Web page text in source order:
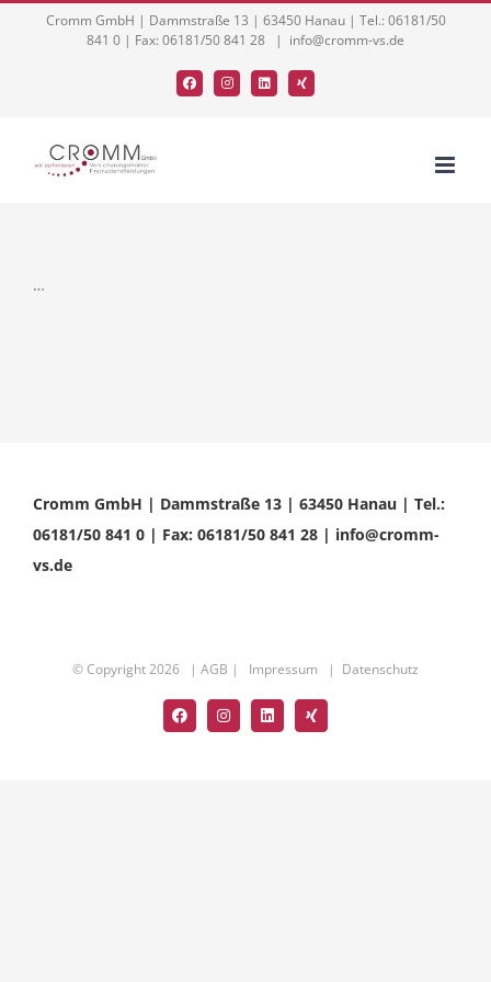
Cromm GmbH | Dammstraße 13 | 63450 Hanau | Tel.: 06181/50
841 0 | Fax: 06181/50 841 28
| info@cromm-vs.de
FacebookInstagramLinkedInXing
…
Cromm GmbH | Dammstraße 13 | 63450 Hanau | Tel.:
06181/50 841 0 | Fax: 06181/50 841 28 | info@cromm-
vs.de
© Copyright2026 | AGB | Impressum | Datenschutz
FacebookInstagramLinkedInXing